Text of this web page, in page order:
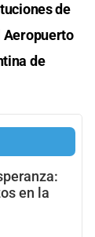
de
Aeropuerto
de
en la